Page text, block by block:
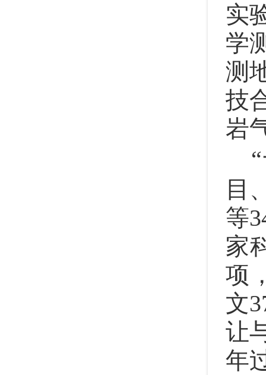
实
学
测
技
岩
目
等
家
项
文
让
年